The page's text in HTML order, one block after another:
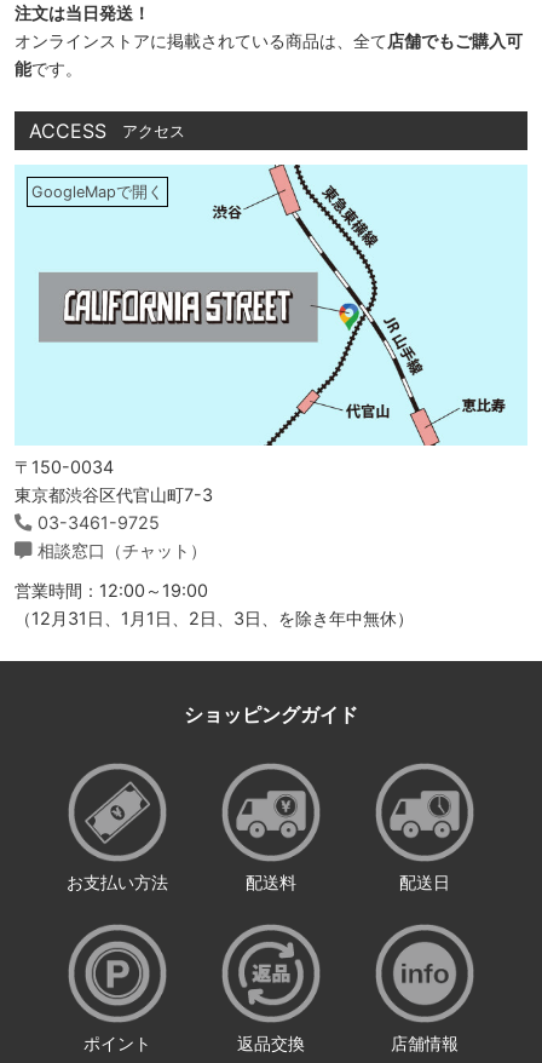
注文は当日発送！
オンラインストアに掲載されている商品は、全て店舗でもご購入可
能です。
ACCESS アクセス
GoogleMapで開く
〒150-0034
東京都渋谷区代官山町7-3
03-3461-9725
相談窓口（チャット）
営業時間：12:00～19:00
（12月31日、1月1日、2日、3日、を除き年中無休）
ショッピングガイド
お支払い方法 配送料 配送日
ポイント 返品交換 店舗情報